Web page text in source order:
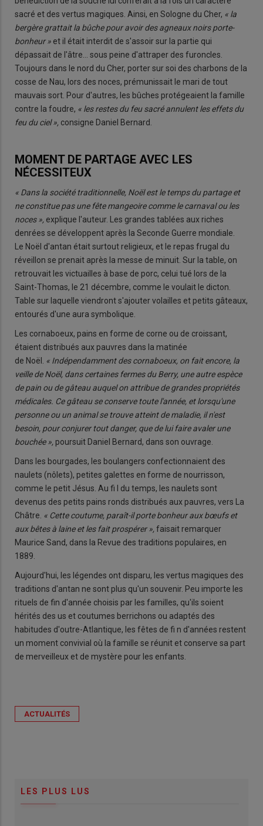
sacré et des vertus magiques. Ainsi, en Sologne du Cher, « la
bergère grattait la bûche pour avoir des agneaux noirs porte-
bonheur » et il était interdit de s'assoir sur la partie qui
dépassait de l'âtre… sous peine d'attraper des furoncles.
Toujours dans le nord du Cher, porter sur soi des charbons de la
cosse de Nau, lors des noces, prémunissait le mari de tout
mauvais sort. Pour d'autres, les bûches protégeaient la famille
contre la foudre, « les restes du feu sacré annulent les effets du
feu du ciel », consigne Daniel Bernard.
MOMENT DE PARTAGE AVEC LES
NÉCESSITEUX
« Dans la société traditionnelle, Noël est le temps du partage et
ne constitue pas une fête mangeoire comme le carnaval ou les
noces », explique l'auteur. Les grandes tablées aux riches
denrées se développent après la Seconde Guerre mondiale.
Le Noël d'antan était surtout religieux, et le repas frugal du
réveillon se prenait après la messe de minuit. Sur la table, on
retrouvait les victuailles à base de porc, celui tué lors de la
Saint-Thomas, le 21 décembre, comme le voulait le dicton.
Table sur laquelle viendront s'ajouter volailles et petits gâteaux,
entourés d'une aura symbolique.
Les cornaboeux, pains en forme de corne ou de croissant,
étaient distribués aux pauvres dans la matinée
de Noël. « Indépendamment des cornaboeux, on fait encore, la
veille de Noël, dans certaines fermes du Berry, une autre espèce
de pain ou de gâteau auquel on attribue de grandes propriétés
médicales. Ce gâteau se conserve toute l'année, et lorsqu'une
personne ou un animal se trouve atteint de maladie, il n'est
besoin, pour conjurer tout danger, que de lui faire avaler une
bouchée », poursuit Daniel Bernard, dans son ouvrage.
Dans les bourgades, les boulangers confectionnaient des
naulets (nôlets), petites galettes en forme de nourrisson,
comme le petit Jésus. Au fi l du temps, les naulets sont
devenus des petits pains ronds distribués aux pauvres, vers La
Châtre. « Cette coutume, paraît-il porte bonheur aux bœufs et
aux bêtes à laine et les fait prospérer », faisait remarquer
Maurice Sand, dans la Revue des traditions populaires, en
1889.
Aujourd'hui, les légendes ont disparu, les vertus magiques des
traditions d'antan ne sont plus qu'un souvenir. Peu importe les
rituels de fin d'année choisis par les familles, qu'ils soient
hérités des us et coutumes berrichons ou adaptés des
habitudes d'outre-Atlantique, les fêtes de fi n d'années restent
un moment convivial où la famille se réunit et conserve sa part
de merveilleux et de mystère pour les enfants.
ACTUALITÉS
LES PLUS LUS